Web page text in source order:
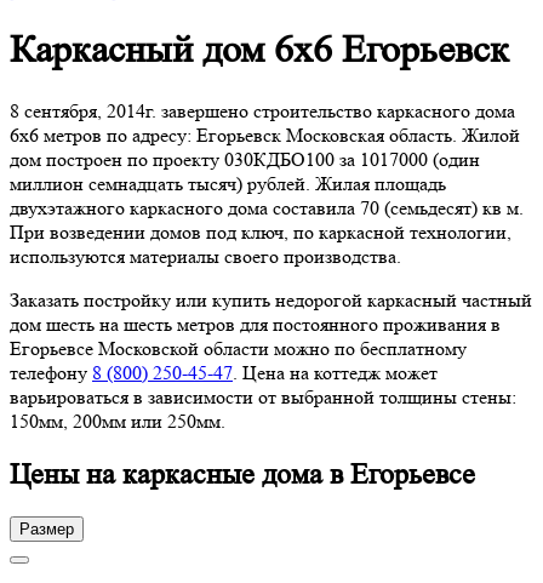
Каркасный дом 6х6 Егорьевск
8 сентября, 2014г. завершено строительство каркасного дома
6х6 метров по адресу: Егорьевск Московская область. Жилой
дом построен по проекту 030КДБО100 за 1017000 (один
миллион семнадцать тысяч) рублей. Жилая площадь
двухэтажного каркасного дома составила 70 (семьдесят) кв м.
При возведении домов под ключ, по каркасной технологии,
используются материалы своего производства.
Заказать постройку или купить недорогой каркасный частный
дом шесть на шесть метров для постоянного проживания в
Егорьевсе Московской области можно по бесплатному
телефону 8 (800) 250-45-47. Цена на коттедж может
варьироваться в зависимости от выбранной толщины стены:
150мм, 200мм или 250мм.
Цены на каркасные дома в Егорьевсе
Размер